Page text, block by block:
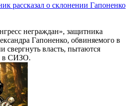
рассказал о склонении Гапоненко
неграждан», защитника
Гапоненко, обвиняемого в
свергнуть власть, пытаются
в СИЗО.